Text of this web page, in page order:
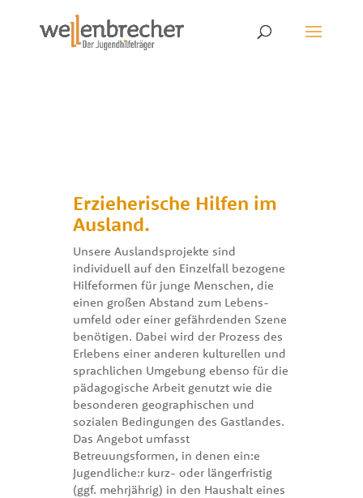
Erzieherische Hilfen im
Ausland.
Unsere Auslandsprojekte sind
individuell auf den Einzelfall bezogene
Hilfeformen für junge Menschen, die
einen großen Abstand zum Lebens­
umfeld oder einer gefährdenden Szene
benötigen. Dabei wird der Prozess des
Erlebens einer anderen kulturellen und
sprachlichen Umgebung ebenso für die
pädagogische Arbeit genutzt wie die
besonderen geographischen und
sozialen Bedingungen des Gastlandes.
Das Angebot umfasst
Betreuungsformen, in denen ein:e
Jugendliche:r kurz- oder längerfristig
(ggf. mehrjährig) in den Haushalt eines